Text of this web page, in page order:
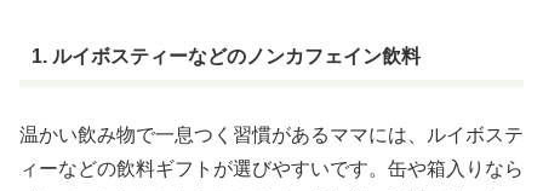
1. ルイボスティーなどのノンカフェイン飲料
温かい飲み物で一息つく習慣があるママには、ルイボステ
ィーなどの飲料ギフトが選びやすいです。缶や箱入りなら